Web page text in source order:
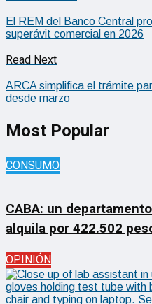
El REM del Banco Central
superávit comercial en 2026
Read Next
ARCA simplifica el trámite
desde marzo
Most Popular
CONSUMO
CABA: un
alquila por 422.502
OPINIÓN